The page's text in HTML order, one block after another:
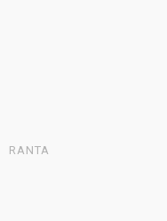
RANTA